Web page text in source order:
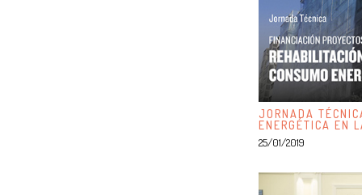
JORNADA
ENERGÉTICA EN
25/01/2019